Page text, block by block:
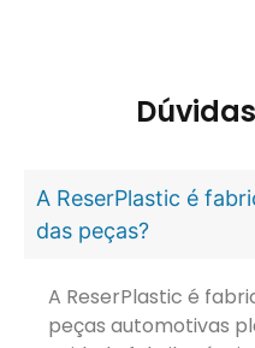
A ReserPlastic é
das peças?
A ReserPlastic é
peças automotivas